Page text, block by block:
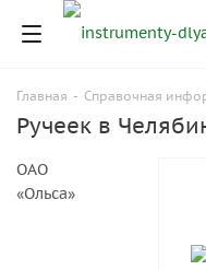
Главная - Справочная
Ручеек в
ОАО
«Ольса»